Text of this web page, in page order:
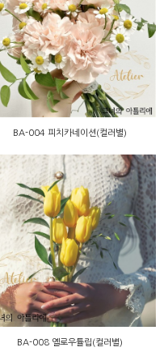
BA-004 피치카네이션(컬러
별)
BA-004 피치카네이션(컬러별)
BA-008 옐로우튤립(컬러
별)
BA-008 옐로우튤립(컬러별)